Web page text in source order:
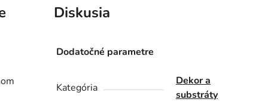
Diskusia
Dodatočné parametre
Kategória
Dekor a
substráty